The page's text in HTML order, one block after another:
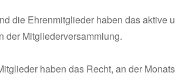
die Ehrenmitglieder haben das aktive
der Mitgliederversammlung.
haben das Recht, an der